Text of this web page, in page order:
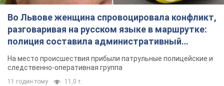
Во Львове женщина спровоцировала конфликт,
разговаривая на русском языке в маршрутке:
полиция составила административный
протокол. Видео
На место происшествия прибыли патрульные полицейские и
следственно-оперативная группа
11 годин тому 11,0 т.